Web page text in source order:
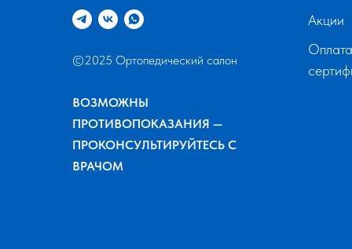
©2025 Ортопедический салон
ВОЗМОЖНЫ
ПРОТИВОПОКАЗАНИЯ —
ПРОКОНСУЛЬТИРУЙТЕСЬ С
ВРАЧОМ
Акции